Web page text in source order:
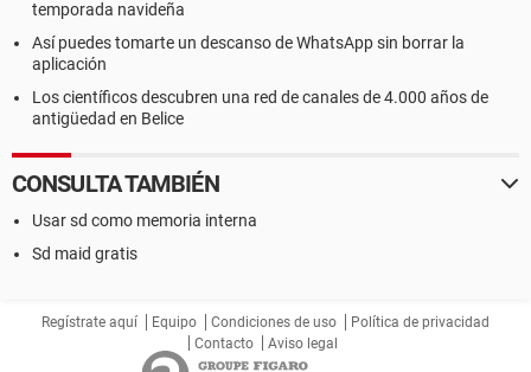
temporada navideña
Así puedes tomarte un descanso de WhatsApp sin borrar la
aplicación
Los científicos descubren una red de canales de 4.000 años de
antigüedad en Belice
CONSULTA TAMBIÉN
Usar sd como memoria interna
Sd maid gratis
Regístrate aquí Equipo Condiciones de uso
Política de privacidad
Contacto
Aviso legal